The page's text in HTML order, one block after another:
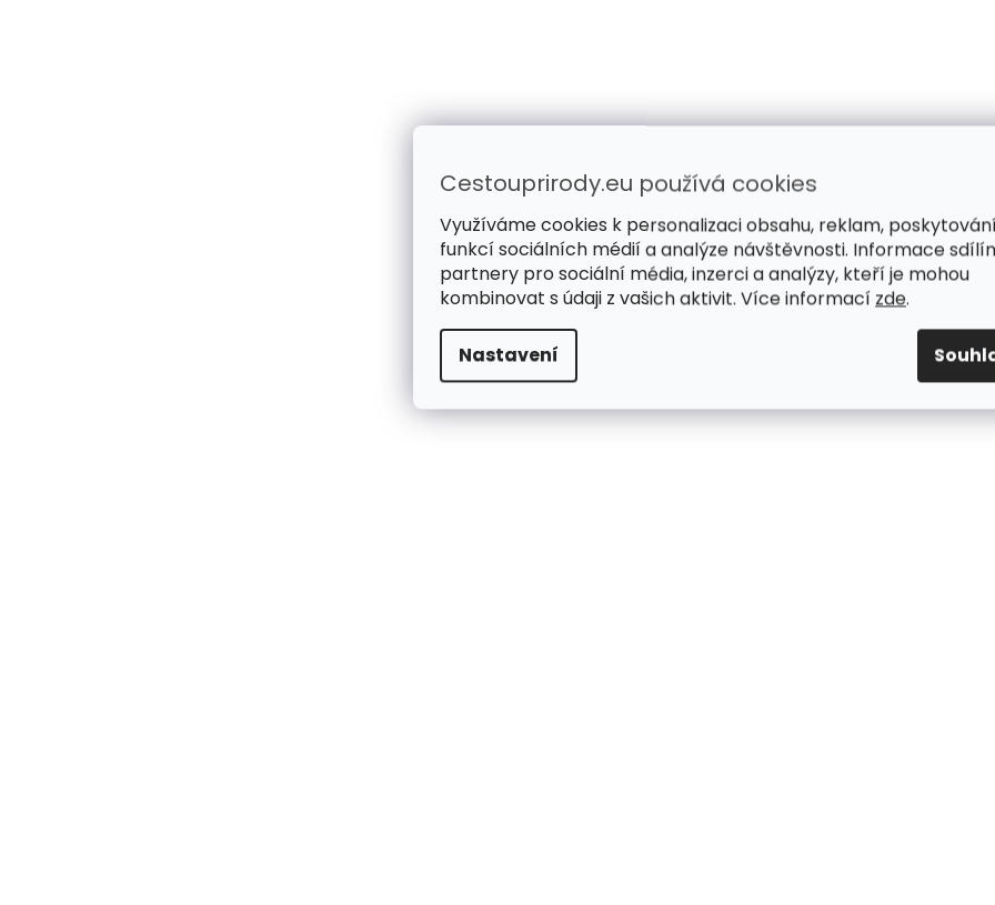
Cestouprirody.eu používá cookies
Využíváme cookies k personalizaci obsahu, reklam,
funkcí sociálních médií a analýze návštěvnosti. Informace
partnery pro sociální média, inzerci a analýzy, kteří je mohou
kombinovat s údaji z vašich aktivit. Více informací zde.
Nastavení